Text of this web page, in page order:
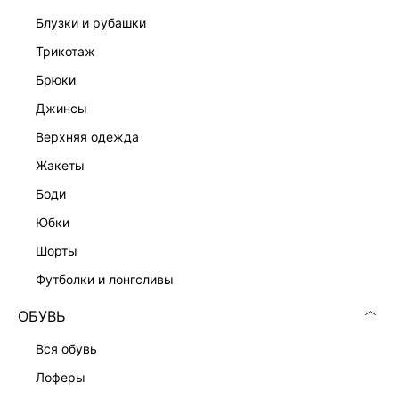
блузки и рубашки
трикотаж
брюки
джинсы
верхняя одежда
жакеты
боди
юбки
шорты
футболки и лонгсливы
ОБУВЬ
вся обувь
лоферы
Скачать
КАТАЛОГ
КОМПАНИЯ
КЛИЕНТАМ